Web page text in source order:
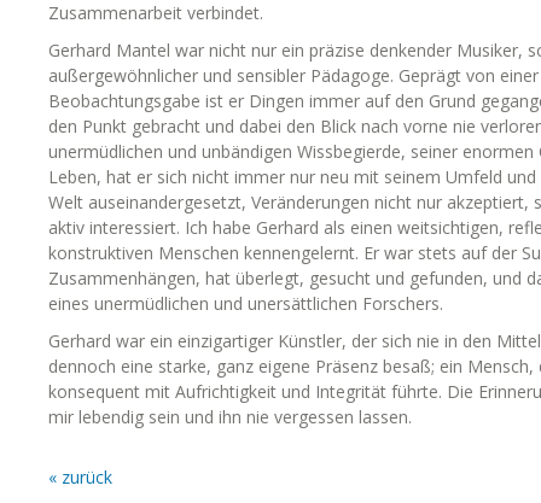
Zusammenarbeit verbindet.
Gerhard Mantel war nicht nur ein präzise denkender Musiker,
außergewöhnlicher und sensibler Pädagoge. Geprägt von
Beobachtungsgabe ist er Dingen immer auf den Grund
den Punkt gebracht und dabei den Blick nach vorne nie
unermüdlichen und unbändigen Wissbegierde, seiner
Leben, hat er sich nicht immer nur neu mit seinem Umfeld
Welt auseinandergesetzt, Veränderungen nicht nur akzeptiert,
aktiv interessiert. Ich habe Gerhard als einen weitsichtigen,
konstruktiven Menschen kennengelernt. Er war stets auf der
Zusammenhängen, hat überlegt, gesucht und gefunden, und
eines unermüdlichen und unersättlichen Forschers.
Gerhard war ein einzigartiger Künstler, der sich nie in den
dennoch eine starke, ganz eigene Präsenz besaß; ein Mensch,
konsequent mit Aufrichtigkeit und Integrität führte. Die
mir lebendig sein und ihn nie vergessen lassen.
« zurück